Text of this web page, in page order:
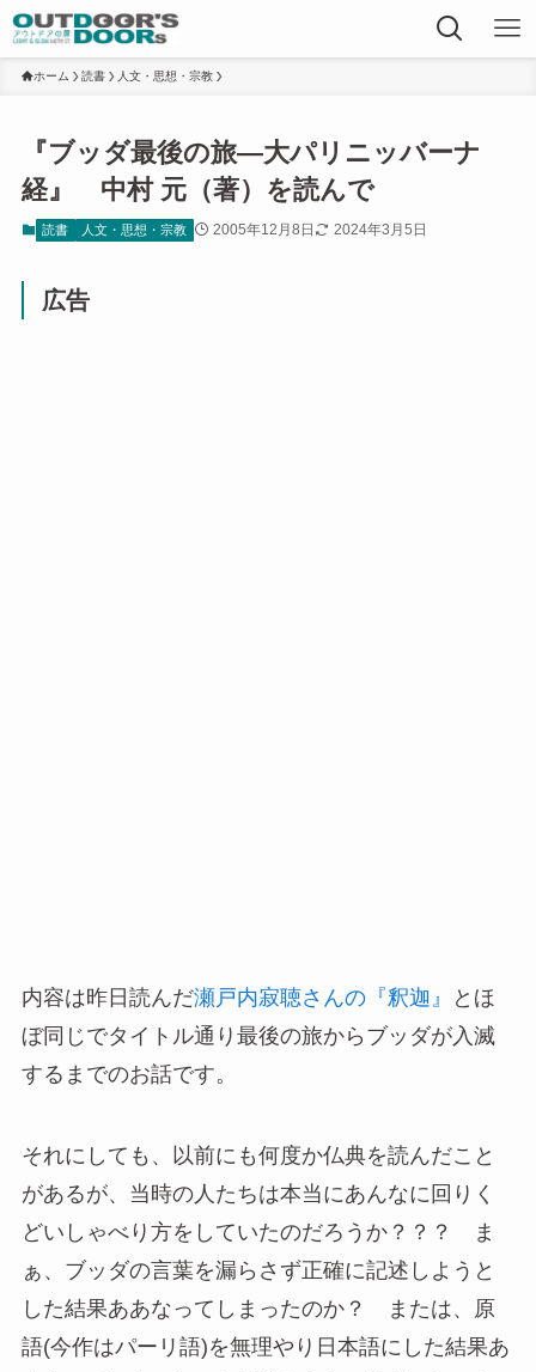
ホーム 読書 人文・思想・宗教
『ブッダ最後の旅―大パリニッバーナ
経』 中村 元（著）を読んで
読書 人文・思想・宗教 2005年12月8日 2024年3月5日
広告
内容は昨日読んだ瀬戸内寂聴さんの『釈迦』
とほ
ぼ同じでタイトル通り最後の旅からブッダが入滅
するまでのお話です。
それにしても、以前にも何度か仏典を読んだこと
があるが、当時の人たちは本当にあんなに回りく
どいしゃべり方をしていたのだろうか？？？ ま
ぁ、ブッダの言葉を漏らさず正確に記述しようと
した結果ああなってしまったのか？ または、原
語(今作はパーリ語)を無理やり日本語にした結果あ